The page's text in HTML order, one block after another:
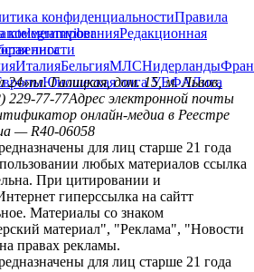
конфиденциальностиПравила
комментированияРедакционная
telegramviber
лига
ИталияБельгияМЛСНидерланды
Юношеская лига УЕФАЛига
24»пл. Галицкая, дом. 15, м. Львов,
229-77-77Адрес электронной почты
онлайн-медиа в Реестре
— R40-06058
для лиц старше 21 года
любых материалов ссылка
При цитировании и
гиперссылка на сайтт
Материалы со знаком
материал", "Реклама", "Новости
правах рекламы.
для лиц старше 21 года